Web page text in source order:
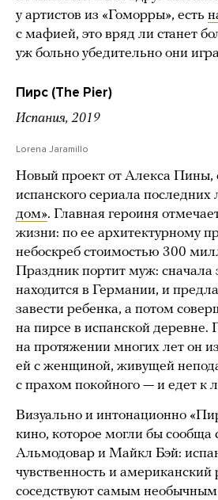
у артистов из «Гоморры», есть
с мафией, это вряд ли станет
уж больно убедительно они
Пирс (The Pier)
Испания, 2019
Lorena Jaramillo
Новый проект от Алекса Пины,
испанского сериала последних
дом». Главная героиня
жизни: по ее архитектурному
небоскреб стоимостью 300
Праздник портит муж: сначала
находится в Германии, и
завести ребенка, а потом
на пирсе в испанской деревне.
на протяжении многих лет он
ей с женщиной, живущей
с прахом покойного — и едет к
Визуально и интонационно
кино, которое могли бы сообща
Альмодовар и Майкл Бэй:
чувственность и американский
соседствуют самым